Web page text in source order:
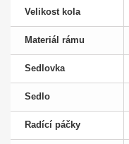
Velikost kola
Materiál rámu
Sedlovka
Sedlo
Radící páčky